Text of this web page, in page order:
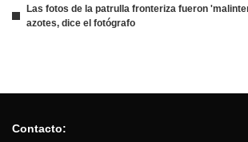
Las fotos de la patrulla fronteriza fueron
azotes, dice el fotógrafo
Contacto: